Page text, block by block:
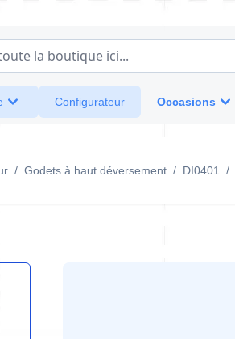
la boutique ici...
Configurateur Occasions
/ Godets à haut déversement / DI0401 /